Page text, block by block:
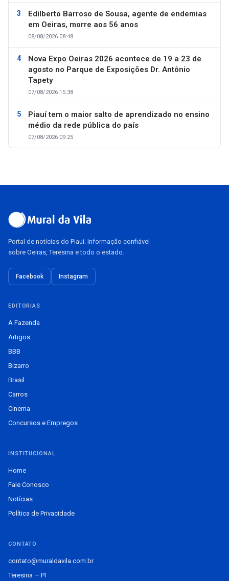
Edilberto Barroso de Sousa, agente de endemias
em Oeiras, morre aos 56 anos
08/08/2026 08:48
Nova Expo Oeiras 2026 acontece de 19 a 23 de
agosto no Parque de Exposições Dr. Antônio
Tapety
07/08/2026 15:38
Piauí tem o maior salto de aprendizado no ensino
médio da rede pública do país
07/08/2026 09:25
Portal de notícias do Piauí. Informação confiável
sobre Oeiras, Teresina e todo o estado.
Facebook Instagram
EDITORIAS
A Fazenda
Artigos
BBB
Bizarro
Brasil
Carros
Cinema
Concursos e Empregos
INSTITUCIONAL
Home
Fale Conosco
Notícias
Política de Privacidade
CONTATO
contato@muraldavila.com.br
Teresina — PI